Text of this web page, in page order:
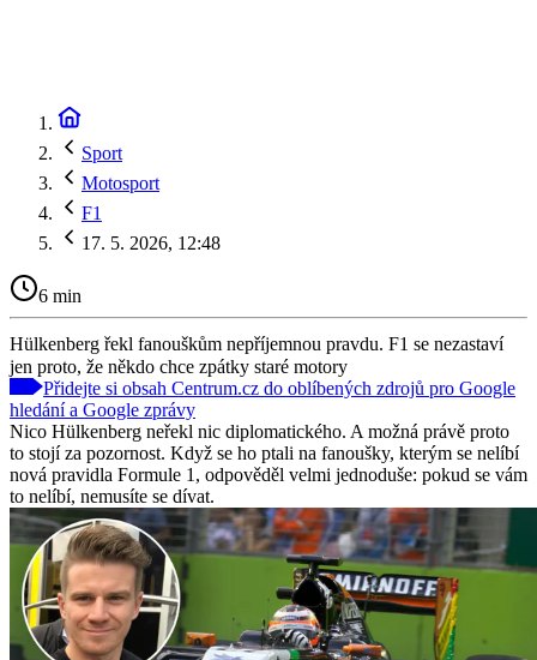
Sport
Motosport
F1
17. 5. 2026, 12:48
6 min
Hülkenberg řekl fanouškům nepříjemnou pravdu. F1 se nezastaví
jen proto, že někdo chce zpátky staré motory
Přidejte si obsah Centrum.cz do oblíbených zdrojů pro Google
hledání a Google zprávy
Nico Hülkenberg neřekl nic diplomatického. A možná právě proto
to stojí za pozornost. Když se ho ptali na fanoušky, kterým se nelíbí
nová pravidla Formule 1, odpověděl velmi jednoduše: pokud se vám
to nelíbí, nemusíte se dívat.